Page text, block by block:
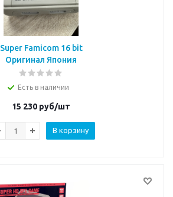
Super Famicom 16 bit
Оригинал Япония
Есть в наличии
15 230 руб/шт
В корзину